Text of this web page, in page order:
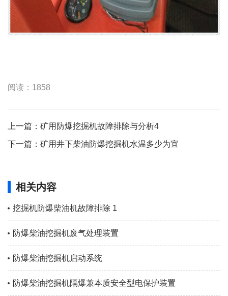
阅读：1858
上一篇： 矿用防爆挖掘机故障排除与分析4
下一篇： 矿用井下柴油防爆挖掘机水温多少为宜
相关内容
挖掘机防爆柴油机故障排除 1
防爆柴油挖掘机废气处理装置
防爆柴油挖掘机启动系统
防爆柴油挖掘机隔爆兼本质安全型电保护装置